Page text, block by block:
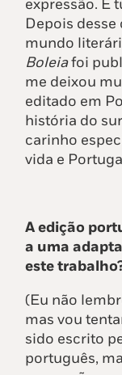
expressão. E
Depois
mundo
Boleiafoi
me deixou
editado em
história do
carinho
vida e
A edição
a uma
este
(Eu não
mas vou
sido escrito
português,